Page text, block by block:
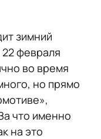
зимний
февраля
во время
но прямо
что именно
на это